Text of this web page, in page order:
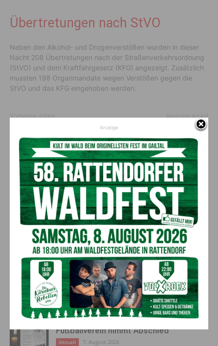
Übertretungen nach StVO
Neben den Alkohol- und Drogenverstößen wurden in dieser
Nacht 208 Übertretungen nach der Straßenverkehrsordnung
(StVO) und dem Kraftfahrgesetz (KFG) angezeigt. Zusätzlich
mussten 198 Organmandate wegen Verstößen gegen die
StVO und das KFG eingehoben werden.
Vorheriger Artikel
Unfall in Hermagor: 68-jährige
Frau verletzt
Nächster Artikel
Bekannter 39-jähriger
Freizeitsportler tödlich
verunglückt
AKTUELLES
Ehrung für 50 Jahre Chorleitung:
Kärntner Lorbeer in Gold für Herwig
Schwarz
Aktuell 8. August 2026
„Paolo Santonino“ wird heute gespielt –
abgesagte Premiere von gestern Abend
wird morgen nachgeholt
Aktuell 8. August 2026
„Sein Charakter bleibt unersetzbar“ –
Fußballverein nimmt Abschied
Aktuell 7. August 2026
Anzeige